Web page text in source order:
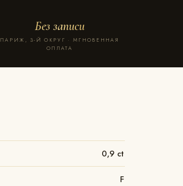
Без записи
ПАРИЖ, 3-Й ОКРУГ · МГНОВЕННАЯ
ОПЛАТА
0,9 ct
F